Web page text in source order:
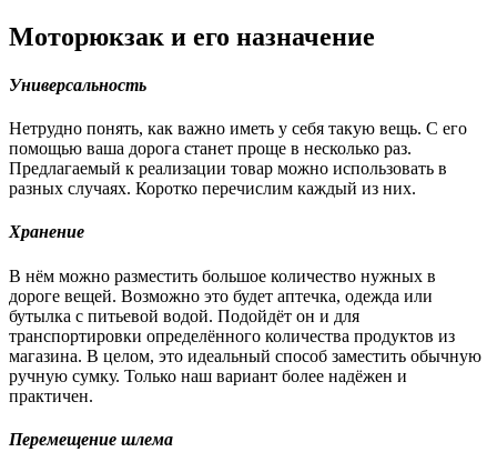
Моторюкзак и его назначение
Универсальность
Нетрудно понять, как важно иметь у себя такую вещь. С его
помощью ваша дорога станет проще в несколько раз.
Предлагаемый к реализации товар можно использовать в
разных случаях. Коротко перечислим каждый из них.
Хранение
В нём можно разместить большое количество нужных в
дороге вещей. Возможно это будет аптечка, одежда или
бутылка с питьевой водой. Подойдёт он и для
транспортировки определённого количества продуктов из
магазина. В целом, это идеальный способ заместить обычную
ручную сумку. Только наш вариант более надёжен и
практичен.
Перемещение шлема